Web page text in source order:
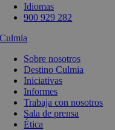
Idiomas
900 929 282
Culmia
Sobre nosotros
Destino Culmia
Iniciativas
Informes
Trabaja con nosotros
Sala de prensa
Ética